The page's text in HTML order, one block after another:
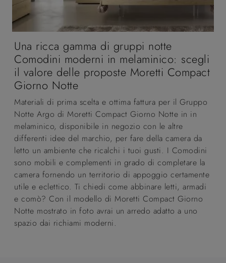
Una ricca gamma di gruppi notte
Comodini moderni in melaminico: scegli
il valore delle proposte Moretti Compact
Giorno Notte
Materiali di prima scelta e ottima fattura per il Gruppo
Notte Argo di Moretti Compact Giorno Notte in in
melaminico, disponibile in negozio con le altre
differenti idee del marchio, per fare della camera da
letto un ambiente che ricalchi i tuoi gusti. I Comodini
sono mobili e complementi in grado di completare la
camera fornendo un territorio di appoggio certamente
utile e eclettico. Ti chiedi come abbinare letti, armadi
e comò? Con il modello di Moretti Compact Giorno
Notte mostrato in foto avrai un arredo adatto a uno
spazio dai richiami moderni.